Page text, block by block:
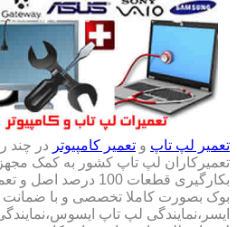
تعمیر لپ تاپ و تعمیر کامپیوتر در چند
تعمیرکاران لپ تاپ کشور به کمک
بکارگیری قطعات 100
بوک بصورت کاملا تخصصی و با ضمانت
ایسر،نمایندگی لپ تاپ